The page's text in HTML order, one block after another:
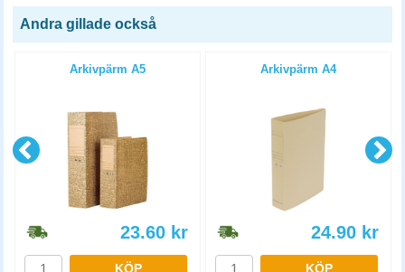
Andra gillade också
Arkivpärm A5
23.60 kr
KÖP
Arkivpärm A4
24.90 kr
KÖP